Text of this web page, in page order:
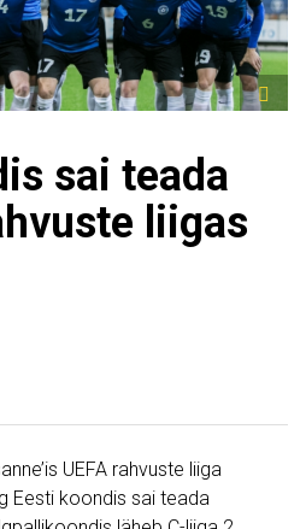
sai teada
liigas
UEFA rahvuste liiga
Eesti koondis sai teada